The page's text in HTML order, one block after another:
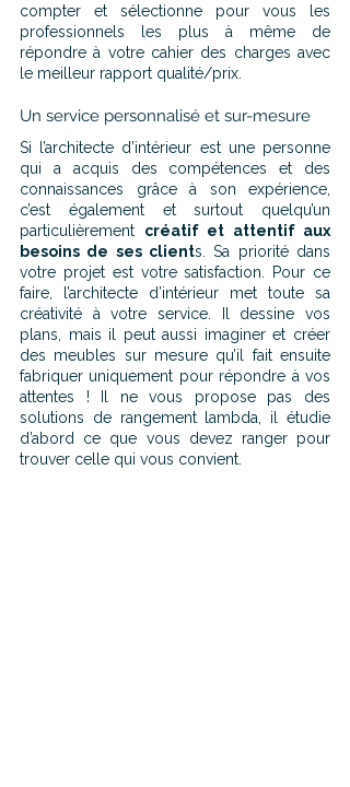
compter et sélectionne pour vous les
professionnels les plus à même de
répondre à votre cahier des charges avec
le meilleur rapport qualité/prix.
Un service personnalisé et sur-mesure
Si l’architecte d’intérieur est une personne
qui a acquis des compétences et des
connaissances grâce à son expérience,
c’est également et surtout quelqu’un
particulièrement créatif et attentif aux
besoins de ses clients. Sa priorité dans
votre projet est votre satisfaction. Pour ce
faire, l’architecte d’intérieur met toute sa
créativité à votre service. Il dessine vos
plans, mais il peut aussi imaginer et créer
des meubles sur mesure qu’il fait ensuite
fabriquer uniquement pour répondre à vos
attentes ! Il ne vous propose pas des
solutions de rangement lambda, il étudie
d’abord ce que vous devez ranger pour
trouver celle qui vous convient.